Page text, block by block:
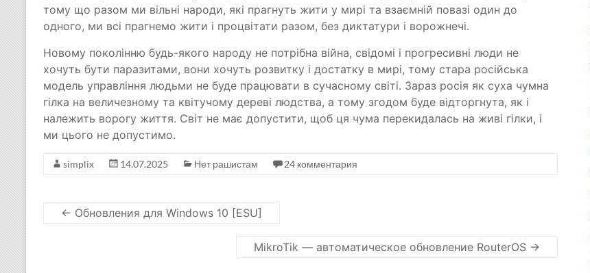
тому що разом ми вільні народи, які прагнуть жити у мирі та взаємній повазі один до
одного, ми всі прагнемо жити і процвітати разом, без диктатури і ворожнечі.
Новому поколінню будь-якого народу не потрібна війна, свідомі і прогресивні люди не
хочуть бути паразитами, вони хочуть розвитку і достатку в мирі, тому стара російська
модель управління людьми не буде працювати в сучасному світі. Зараз росія як суха чумна
гілка на величезному та квітучому дереві людства, а тому згодом буде відторгнута, як і
належить ворогу життя. Світ не має допустити, щоб ця чума перекидалась на живі гілки, і
ми цього не допустимо.
simplix 14.07.2025 Нет рашистам 24 комментария
← Обновления для Windows 10 [ESU]
MikroTik — автоматическое обновление RouterOS →